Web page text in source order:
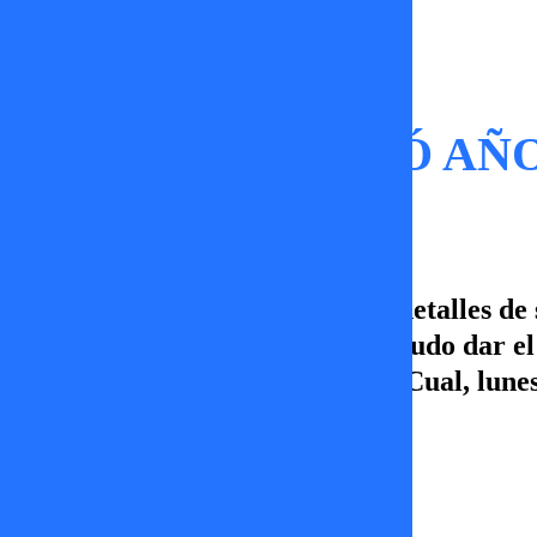
¡¡PATY SE PERDIÓ
Paty Maldonado nos cuenta los detalles
junto a Jorge. Sin embargo, no pudo dar
acompáñanos cada tarde en Tal Cual,